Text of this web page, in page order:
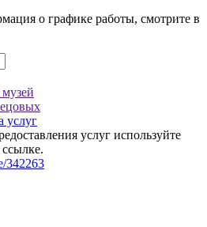
о графике работы, смотрите в
услуг используйте
342263